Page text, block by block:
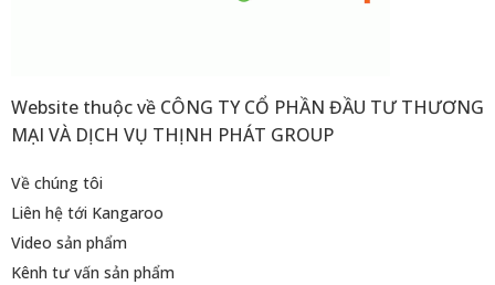
Website thuộc về CÔNG TY CỔ PHẦN ĐẦU TƯ THƯƠNG
MẠI VÀ DỊCH VỤ THỊNH PHÁT GROUP
Về chúng tôi
Liên hệ tới Kangaroo
Video sản phẩm
Kênh tư vấn sản phẩm